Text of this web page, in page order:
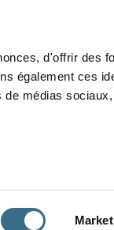
d'offrir des
également ces
médias